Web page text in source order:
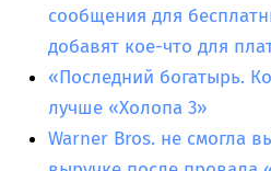
сообщения для
добавят кое-что для
«Последний богатырь.
лучше «Холопа 3»
Warner Bros. не смогла